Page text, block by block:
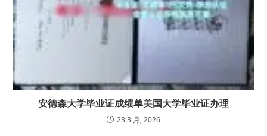
安德森大学毕业证成绩单美国大学毕业证办理
23 3 月, 2026